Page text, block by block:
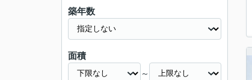
築年数
面積
～